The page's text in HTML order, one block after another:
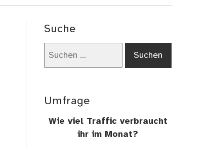
Suche
Umfrage
Wie viel Traffic verbraucht
ihr im Monat?